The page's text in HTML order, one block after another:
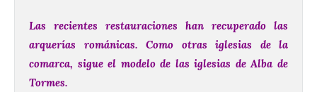
Las recientes restauraciones han recuperado las
arquerías románicas. Como otras iglesias de la
comarca, sigue el modelo de las iglesias de Alba de
Tormes.